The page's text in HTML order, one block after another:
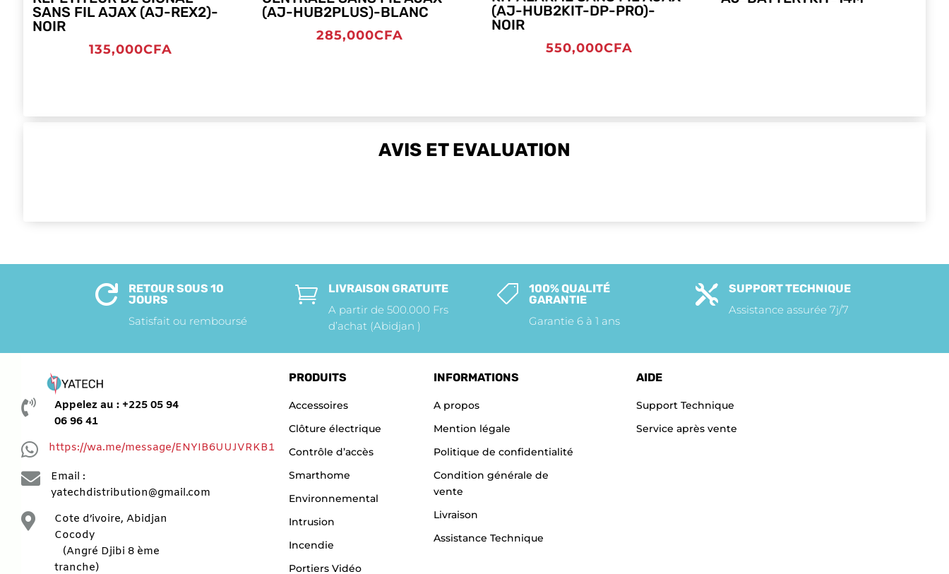
SANS FIL AJAX (AJ-REX2)-
NOIR
135,000CFA
(AJ-HUB2PLUS)-BLANC
285,000CFA
(AJ-HUB2KIT-DP-PRO)-
NOIR
550,000CFA
AVIS ET EVALUATION

RETOUR SOUS 10
JOURS
Satisfait ou remboursé

LIVRAISON GRATUITE
A partir de 500.000 Frs
d’achat (Abidjan )

100% QUALITÉ
GARANTIE
Garantie 6 à 1 ans

SUPPORT TECHNIQUE
Assistance assurée 7j/7

Appelez au : +225 05 94
06 96 41
 https://wa.me/message/ENYIB6UUJVRKB1

Email :
yatechdistribution@gmail.com

Cote d’ivoire, Abidjan
Cocody
(Angré Djibi 8 ème
tranche)
PRODUITS
Accessoires
Clôture électrique
Contrôle d’accès
Smarthome
Environnemental
Intrusion
Incendie
Portiers Vidéo
INFORMATIONS
A propos
Mention légale
Politique de confidentialité
Condition générale de
vente
Livraison
Assistance Technique
AIDE
Support Technique
Service après vente